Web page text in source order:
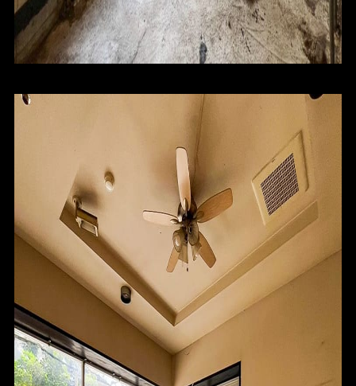
HOME
FOR SALE
FOR RENT
BLOG
ABOUT
CONTACT